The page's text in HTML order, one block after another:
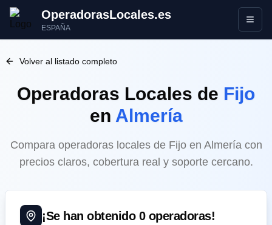
OperadorasLocales.es
ESPAÑA Abrir
Volver al listado completo
Operadoras Locales de Fijo
en Almería
Compara operadoras locales de Fijo en Almería con
precios claros, cobertura real y soporte cercano.
¡Se han obtenido 0operadoras!